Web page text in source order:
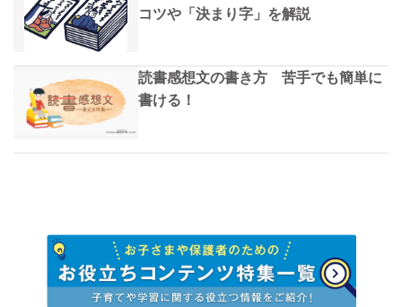
コツや「決まり字」を解説
読書感想文の書き方 苦手でも簡単に
書ける！